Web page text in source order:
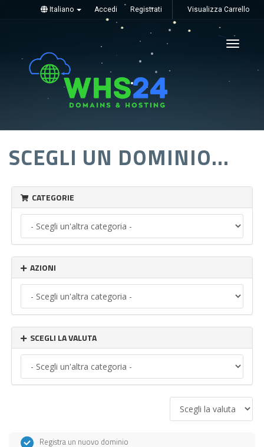
Italiano Accedi Registrati Visualizza Carrello
Toggle
SCEGLI UN DOMINIO...
CATEGORIE
AZIONI
SCEGLI LA VALUTA
Registra un nuovo dominio